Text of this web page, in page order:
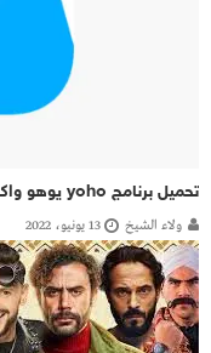
تحميل برنامج yoho يوهو واكا للدردشة للاندرويد 2022 أخر اصدار
ولاء الشيخ 13 يونيو، 2022